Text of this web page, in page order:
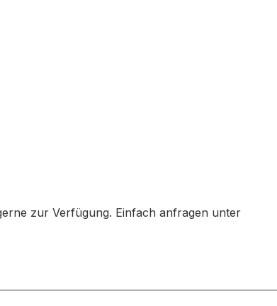
zur Verfügung. Einfach anfragen unter